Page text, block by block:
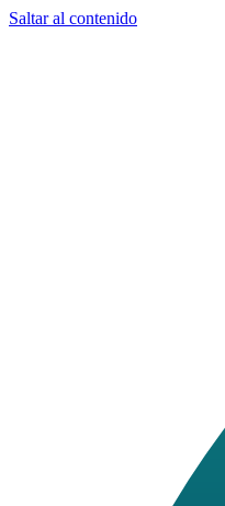
Saltar al contenido